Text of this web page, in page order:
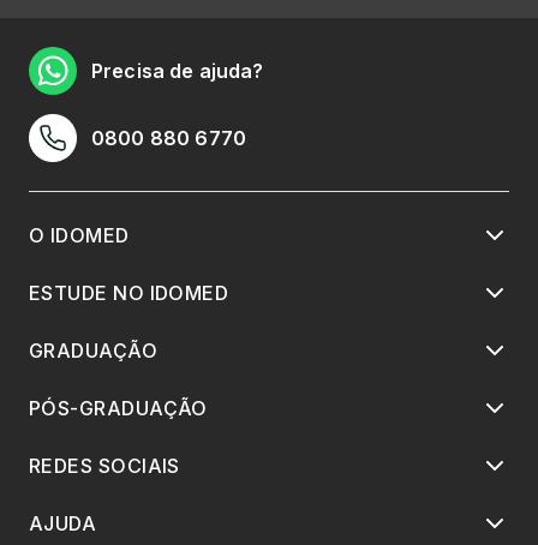
0800 880 6770
Precisa de ajuda?
O IDOMED
ESTUDE NO IDOMED
GRADUAÇÃO
PÓS-GRADUAÇÃO
REDES SOCIAIS
AJUDA